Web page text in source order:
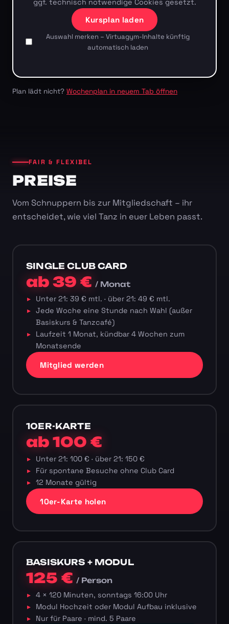
ggf. technisch notwendige Cookies gesetzt.
Kursplan laden
Auswahl merken – Virtuagym-Inhalte künftig
automatisch laden
Plan lädt nicht? Wochenplan in neuem Tab öffnen
FAIR & FLEXIBEL
PREISE
Vom Schnuppern bis zur Mitgliedschaft – ihr
entscheidet, wie viel Tanz in euer Leben passt.
SINGLE CLUB CARD
ab 39 €/ Monat
Unter 21: 39 € mtl. · über 21: 49 € mtl.
Jede Woche eine Stunde nach Wahl (außer
Basiskurs & Tanzcafé)
Laufzeit 1 Monat, kündbar 4 Wochen zum
Monatsende
Mitglied werden
10ER-KARTE
ab 100 €
Unter 21: 100 € · über 21: 150 €
Für spontane Besuche ohne Club Card
12 Monate gültig
10er-Karte holen
BASISKURS + MODUL
125 €/ Person
4 × 120 Minuten, sonntags 16:00 Uhr
Modul Hochzeit oder Modul Aufbau inklusive
Nur für Paare · mind. 5 Paare